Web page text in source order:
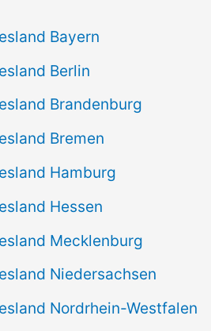
Bayern
Berlin
Brandenburg
Bremen
Hamburg
Hessen
Mecklenburg
Niedersachsen
Nordrhein-Westfalen